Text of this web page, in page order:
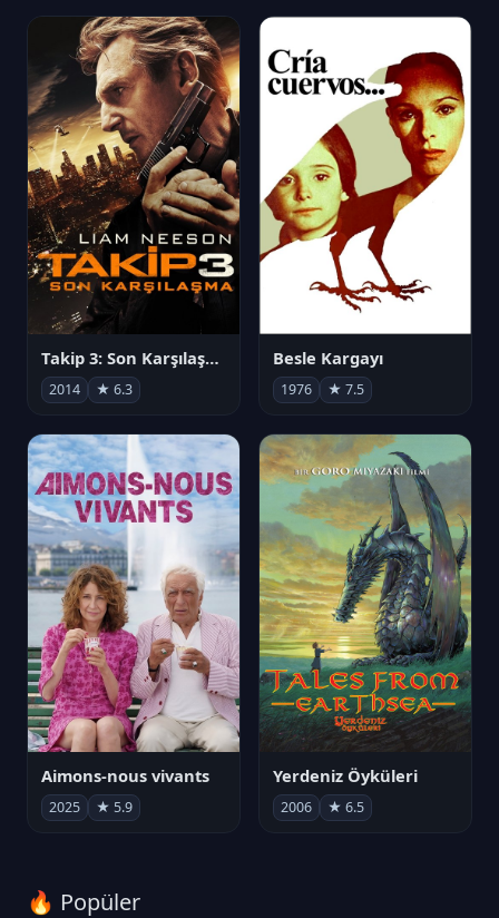
Takip 3: Son Karşılaşma
2014 ★ 6.3
Besle Kargayı
1976 ★ 7.5
Aimons-nous vivants
2025 ★ 5.9
Yerdeniz Öyküleri
2006 ★ 6.5
🔥 Popüler